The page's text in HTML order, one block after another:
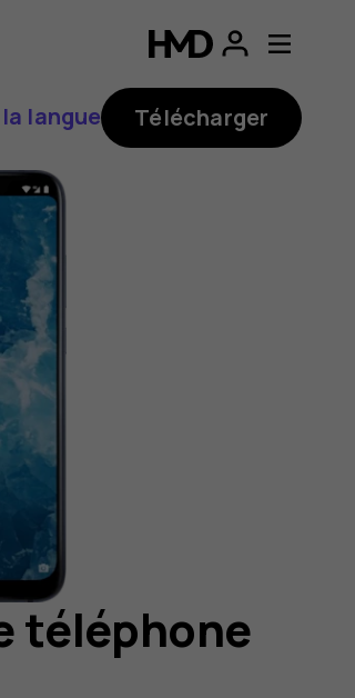
langue Télécharger
téléphone